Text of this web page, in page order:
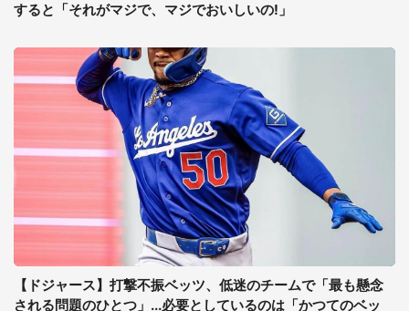
すると「それがマジで、マジでおいしいの!」
【ドジャース】打撃不振ベッツ、低迷のチームで「最も懸念
される問題のひとつ」...必要としているのは「かつてのベッ